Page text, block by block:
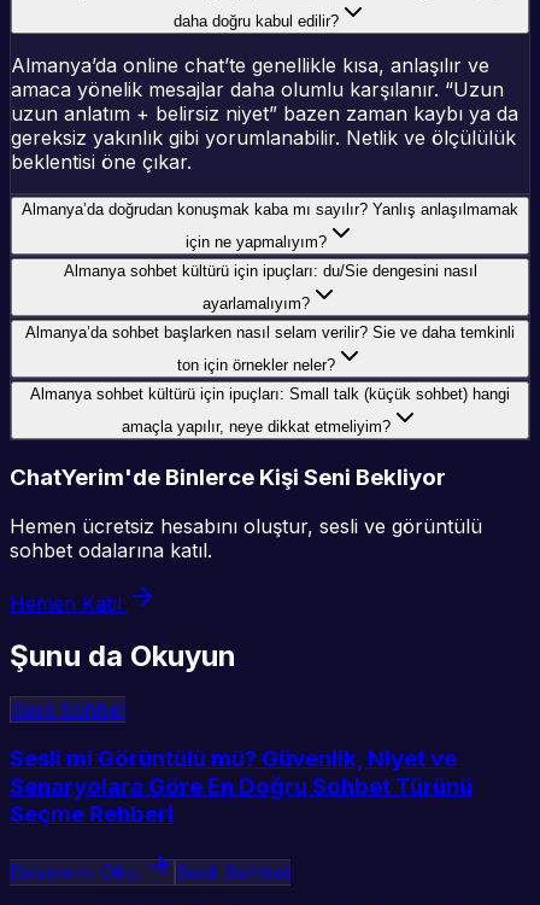
daha doğru kabul edilir?
Almanya’da online chat’te genellikle kısa, anlaşılır ve
amaca yönelik mesajlar daha olumlu karşılanır. “Uzun
uzun anlatım + belirsiz niyet” bazen zaman kaybı ya da
gereksiz yakınlık gibi yorumlanabilir. Netlik ve ölçülülük
beklentisi öne çıkar.
Almanya’da doğrudan konuşmak kaba mı sayılır? Yanlış anlaşılmamak
için ne yapmalıyım?
Almanya sohbet kültürü için ipuçları: du/Sie dengesini nasıl
ayarlamalıyım?
Almanya’da sohbet başlarken nasıl selam verilir? Sie ve daha temkinli
ton için örnekler neler?
Almanya sohbet kültürü için ipuçları: Small talk (küçük sohbet) hangi
amaçla yapılır, neye dikkat etmeliyim?
ChatYerim'de Binlerce Kişi Seni Bekliyor
Hemen ücretsiz hesabını oluştur, sesli ve görüntülü
sohbet odalarına katıl.
Hemen Katıl
Şunu da Okuyun
Sesli Sohbet
Sesli mi Görüntülü mü? Güvenlik, Niyet ve
Senaryolara Göre En Doğru Sohbet Türünü
Seçme Rehberi
Devamını Oku Sesli Sohbet